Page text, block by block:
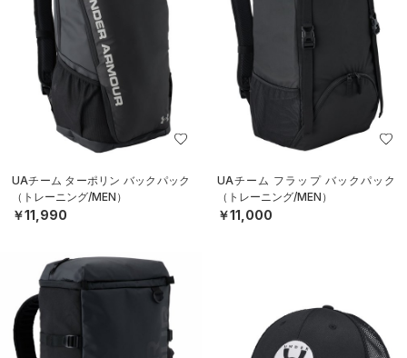
UAチーム ターポリン バックパック
（トレーニング/MEN）
￥11,990
UAチーム フラップ バックパック
（トレーニング/MEN）
￥11,000